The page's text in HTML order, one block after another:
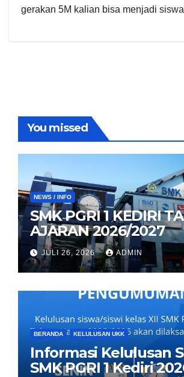
gerakan 5M kalian bisa menjadi
You missed
NEWS / INFO
SMK PGRI 1 KEDIRI
AJARAN 2026/2027
JULI 26, 2026 ADMIN
BERANDA KELULUSAN UKK
Informasi Kelulusan
SMK PGRI 1 Kediri